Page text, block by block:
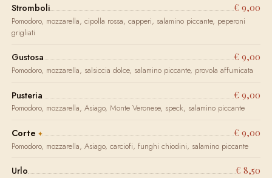
Stromboli € 9,00
Pomodoro, mozzarella, cipolla rossa, capperi, salamino piccante, peperoni
grigliati
Gustosa € 9,00
Pomodoro, mozzarella, salsiccia dolce, salamino piccante, provola affumicata
Pusteria € 9,00
Pomodoro, mozzarella, Asiago, Monte Veronese, speck, salamino piccante
Corte € 9,00
Pomodoro, mozzarella, Asiago, carciofi, funghi chiodini, salamino piccante
Urlo € 8,50